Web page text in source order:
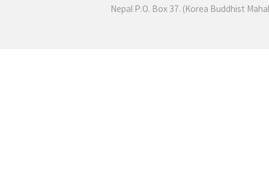
Nepal P.O. Box 37. (Korea Buddhist